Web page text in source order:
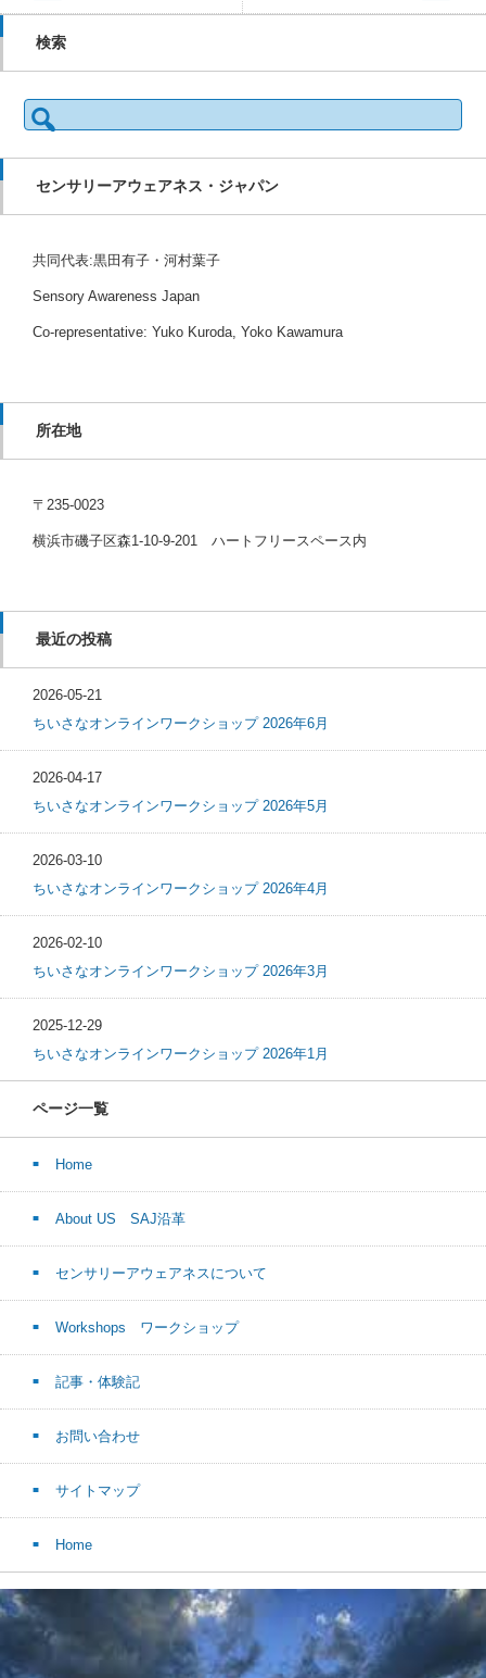
検索
検
索:
センサリーアウェアネス・ジャパン
共同代表:黒田有子・河村葉子
Sensory Awareness Japan
Co-representative: Yuko Kuroda, Yoko Kawamura
所在地
〒235-0023
横浜市磯子区森1-10-9-201 ハートフリースペース内
最近の投稿
2026-05-21
ちいさなオンラインワークショップ 2026年6月
2026-04-17
ちいさなオンラインワークショップ 2026年5月
2026-03-10
ちいさなオンラインワークショップ 2026年4月
2026-02-10
ちいさなオンラインワークショップ 2026年3月
2025-12-29
ちいさなオンラインワークショップ 2026年1月
ページ一覧
Home
About US SAJ沿革
センサリーアウェアネスについて
Workshops ワークショップ
記事・体験記
お問い合わせ
サイトマップ
Home